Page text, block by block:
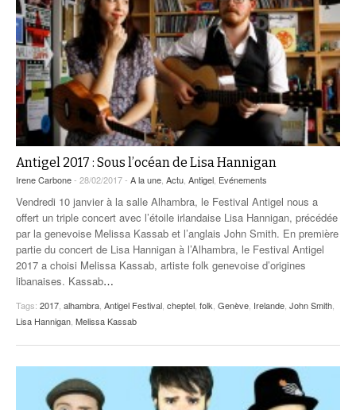
Antigel 2017 : Sous l’océan de Lisa Hannigan
Irene Carbone- 28/02/2017 - A la une Actu Antigel Evénements
Vendredi 10 janvier à la salle Alhambra, le Festival Antigel nous a
offert un triple concert avec l’étoile irlandaise Lisa Hannigan, précédée
par la genevoise Melissa Kassab et l’anglais John Smith. En première
partie du concert de Lisa Hannigan à l’Alhambra, le Festival Antigel
2017 a choisi Melissa Kassab, artiste folk genevoise d’origines
libanaises. Kassab…
Tags: 2017 alhambra Antigel Festival cheptel folk Genève Irelande John Smith
Lisa Hannigan Melissa Kassab